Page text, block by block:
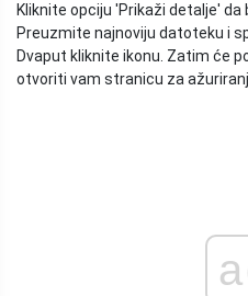
Kliknite opciju 'Prikaži detalje'
Preuzmite najnoviju datoteku i
Dvaput kliknite ikonu. Zatim će
otvoriti vam stranicu za